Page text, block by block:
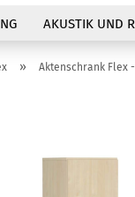
AKUSTIK UND
» Aktenschrank Flex -